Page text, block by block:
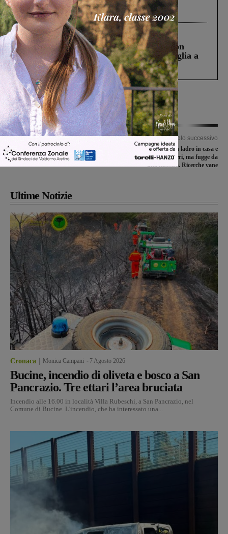
Gianni, Giulia e Franco. Lo schianto, il
processo, lo stop ai sorpassi fra tir....
Cronaca 3 Agosto 2026
Scomparso da una struttura di Castiglion
Fiorentino l’uomo che aveva ucciso la figlia a
Levane nel 2020
Articolo precedente
Giovanissimi e allievi regionali, arriva
un solo successo
Articolo successivo
Sorprendono un ladro in casa e
chiamano i carabinieri, ma fugge da
una finestra. Ricerche vane
Ultime Notizie
Cronaca Monica Campani 7 Agosto 2026
Bucine, incendio di oliveta e bosco a San
Pancrazio. Tre ettari l’area bruciata
Incendio alle 16.00 in località Villa Rubeschi, a San Pancrazio, nel
Comune di Bucine. L'incendio, che ha interessato una...